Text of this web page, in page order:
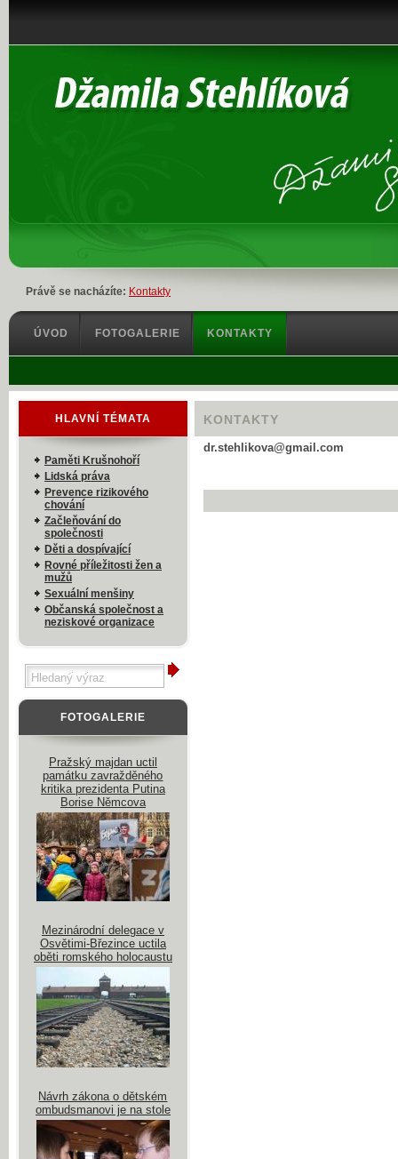
Právě se nacházíte: Kontakty
KONTAKTY
dr.stehlikova@gmail.com
HLAVNÍ TÉMATA
Paměti Krušnohoří
Lidská práva
Prevence rizikového
chování
Začleňování do
společnosti
Děti a dospívající
Rovné příležitosti žen a
mužů
Sexuální menšiny
Občanská společnost a
neziskové organizace
FOTOGALERIE
Pražský majdan uctil
památku zavražděného
kritika prezidenta Putina
Borise Němcova
Mezinárodní delegace v
Osvětimi-Březince uctila
oběti romského holocaustu
Návrh zákona o dětském
ombudsmanovi je na stole
ÚVOD FOTOGALERIE KONTAKTY